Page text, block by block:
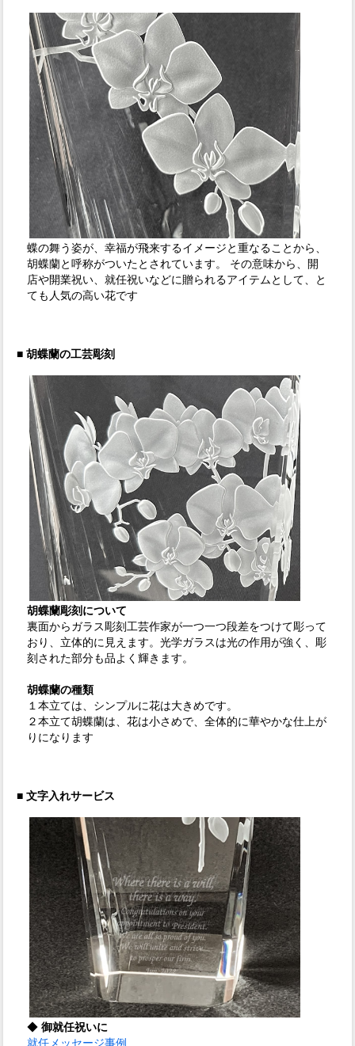
蝶の舞う姿が、幸福が飛来するイメージと重なることから、
胡蝶蘭と呼称がついたとされています。 その意味から、開
店や開業祝い、就任祝いなどに贈られるアイテムとして、と
ても人気の高い花です
■ 胡蝶蘭の工芸彫刻
胡蝶蘭彫刻について
裏面からガラス彫刻工芸作家が一つ一つ段差をつけて彫って
おり、立体的に見えます。光学ガラスは光の作用が強く、彫
刻された部分も品よく輝きます。
胡蝶蘭の種類
１本立ては、シンプルに花は大きめです。
２本立て胡蝶蘭は、花は小さめで、全体的に華やかな仕上が
りになります
■ 文字入れサービス
◆御就任祝いに
就任メッセージ事例